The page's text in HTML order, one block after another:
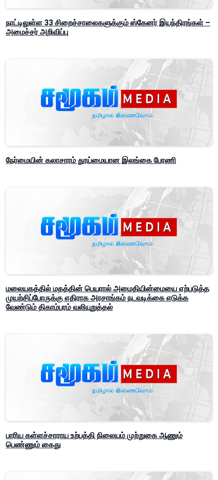
நாட்டிலுள்ள 33 சிறைச்சாலைகளுக்கும் ஸ்கேனர் இயந்திரங்கள் –
அமைச்சர் அறிவிப்பு
நேர்மையின் கலாசாரம் தூய்மையான இலங்கை பேரணி
மலையகத்தில் மதத்தின் பெயரால் அமைதியின்மையை ஏற்படுத்த
முயற்சிப்போருக்கு எதிராக அரசாங்கம் நடவடிக்கை எடுக்க
வேண்டும் திகாம்பரம் வலியுறுத்தல்
பாரிய கள்ளச்சாராய உற்பத்தி நிலையம் முற்றுகை ஆணும்
பெண்ணும் கைது